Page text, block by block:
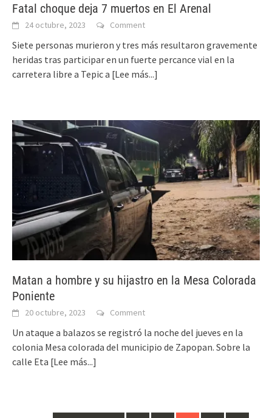
Fatal choque deja 7 muertos en El Arenal
24 octubre, 2023 Comment
Siete personas murieron y tres más resultaron gravemente
heridas tras participar en un fuerte percance vial en la
carretera libre a Tepic a [Lee más...]
Matan a hombre y su hijastro en la Mesa Colorada
Poniente
20 octubre, 2023 Comment
Un ataque a balazos se registró la noche del jueves en la
colonia Mesa colorada del municipio de Zapopan. Sobre la
calle Eta [Lee más...]